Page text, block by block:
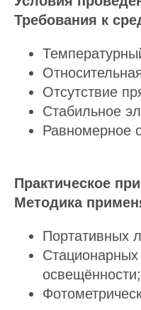
Требования к
Отсутствие
Стабильное
Равномерное
Практическое
Методика
Портативных
освещённости;